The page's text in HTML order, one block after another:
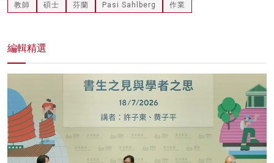
教師 碩士 芬蘭 Pasi Sahlberg 作業
編輯精選